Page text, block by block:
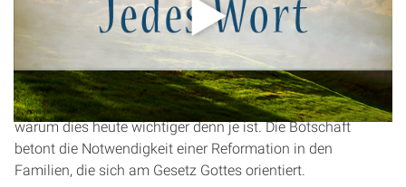
In dieser Andacht wird die Bedeutung von Abraham als
Vorbild für Gerechtigkeit und Gehorsam gegenüber Gottes
Gesetz beleuchtet. Christopher Kramp erklärt, wie Abraham
auch in seiner Familie Gottes Maßstäbe hochhielt und
warum dies heute wichtiger denn je ist. Die Botschaft
betont die Notwendigkeit einer Reformation in den
Familien, die sich am Gesetz Gottes orientiert.
Über Uns
Kontakt
Spenden